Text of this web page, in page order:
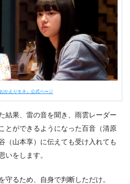
』第6週27話あらすじ・ネタバレ
おかえりモネ』公式ページ
結果、雷の音を聞き、雨雲レーダー
とができるようになった百音（清原
（山本享）に伝えても受け入れても
いをします。
守るため、自身で判断しただけ。